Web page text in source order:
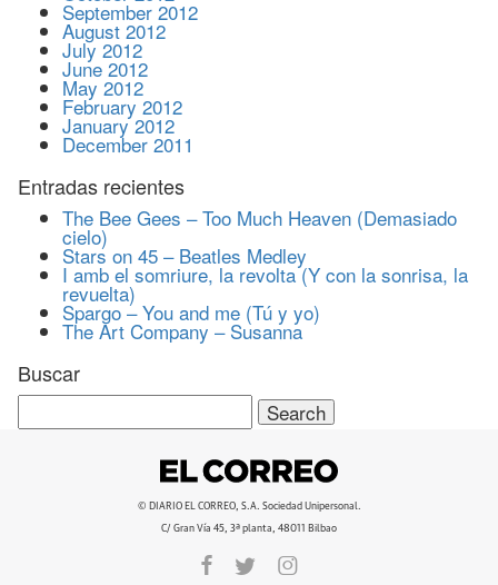
September 2012
August 2012
July 2012
June 2012
May 2012
February 2012
January 2012
December 2011
Entradas recientes
The Bee Gees – Too Much Heaven (Demasiado
cielo)
Stars on 45 – Beatles Medley
I amb el somriure, la revolta (Y con la sonrisa, la
revuelta)
Spargo – You and me (Tú y yo)
The Art Company – Susanna
Buscar
Search
for:
© DIARIO EL CORREO, S.A. Sociedad Unipersonal.
C/ Gran Vía 45, 3ª planta, 48011 Bilbao